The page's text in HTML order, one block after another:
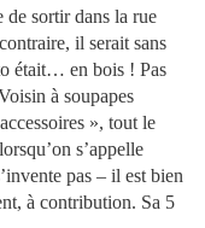
de sortir dans la rue
il serait sans
était… en bois ! Pas
à soupapes
», tout le
s’appelle
pas – il est bien
à contribution. Sa 5